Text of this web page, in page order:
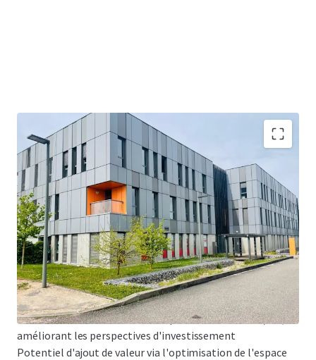
Emplacement privilégié dans le Lyon Tech Park, favorisant
l'innovation et la proximité de 200+ entreprises
Accès stratégique via les trams et les principales
autoroutes, à seulement 20 min de l'aéroport de Lyon
Flux de trésorerie hautement stable provenant d'un
locataire de 20 ans, réseau leader de crèches privées
Solide rendement net initial de 7,44%, indicatif de retours
sur investissement convaincants
Coût inférieur à la valeur de remplacement à 1 621 €/m²,
améliorant les perspectives d'investissement
Potentiel d'ajout de valeur via l'optimisation de l'espace